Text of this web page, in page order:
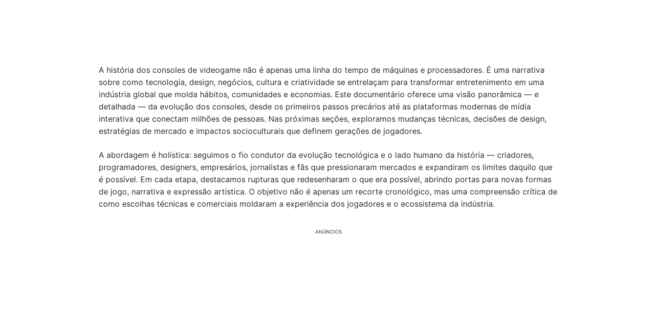
A história dos consoles de videogame não é apenas uma linha do tempo de máquinas e processadores. É uma narrativa
sobre como tecnologia, design, negócios, cultura e criatividade se entrelaçam para transformar entretenimento em uma
indústria global que molda hábitos, comunidades e economias. Este documentário oferece uma visão panorâmica — e
detalhada — da evolução dos consoles, desde os primeiros passos precários até as plataformas modernas de mídia
interativa que conectam milhões de pessoas. Nas próximas seções, exploramos mudanças técnicas, decisões de design,
estratégias de mercado e impactos socioculturais que definem gerações de jogadores.
A abordagem é holística: seguimos o fio condutor da evolução tecnológica e o lado humano da história — criadores,
programadores, designers, empresários, jornalistas e fãs que pressionaram mercados e expandiram os limites daquilo que
é possível. Em cada etapa, destacamos rupturas que redesenharam o que era possível, abrindo portas para novas formas
de jogo, narrativa e expressão artística. O objetivo não é apenas um recorte cronológico, mas uma compreensão crítica de
como escolhas técnicas e comerciais moldaram a experiência dos jogadores e o ecossistema da indústria.
ANÚNCIOS